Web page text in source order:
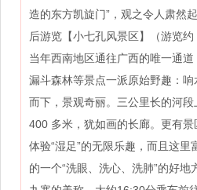
造的东方凯旋门”，观之令人肃然
后游览【小七孔风景区】（游览
当年西南地区通往广西的唯一通
漏斗森林等景点一派原始野趣：
而下，景观奇丽。三公里长的河
400 多米，犹如画的长廊。更有
体验“湿足”的无限乐趣，而且这
的一个“洗眼、洗心、洗肺”的好